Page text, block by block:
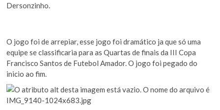
Dersonzinho.
O jogo foi de arrepiar, esse jogo foi dramático ja que só uma
equipe se classificaria para as Quartas de finais da III Copa
Francisco Santos de Futebol Amador. O jogo foi pegado do
inicio ao fim.